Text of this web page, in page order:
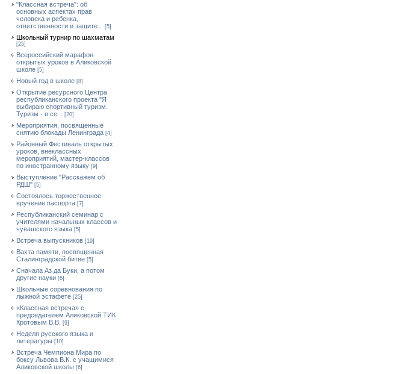
"Классная встреча": об
основных аспектах прав
человека и ребенка,
ответственности и защите...
[5]
Школьный турнир по шахматам
[25]
Всероссийский марафон
открытых уроков в Аликовской
школе [5]
Новый год в школе [8]
Открытие ресурсного Центра
республиканского проекта "Я
выбираю спортивный туризм.
Туризм - в се...
[20]
Мероприятия, посвященные
снятию блокады Ленинграда [4]
Районный Фестиваль открытых
уроков, внеклассных
мероприятий, мастер-классов
по иностранному языку [9]
Выступление "Расскажем об
РДШ" [5]
Состоялось торжественное
вручение паспорта [7]
Республиканский семинар с
учителями начальных классов и
чувашского языка [5]
Встреча выпускников [19]
Вахта памяти, посвященная
Сталинградской битве [5]
Сначала Аз да Буки, а потом
другие науки [6]
Школьные соревнования по
лыжной эстафете [25]
«Классная встреча» с
председателем Аликовской ТИК
Кротовым В.В.
[9]
Неделя русского языка и
литературы [10]
Встреча Чемпиона Мира по
боксу Львова В.К. с учащимися
Аликовской школы [6]